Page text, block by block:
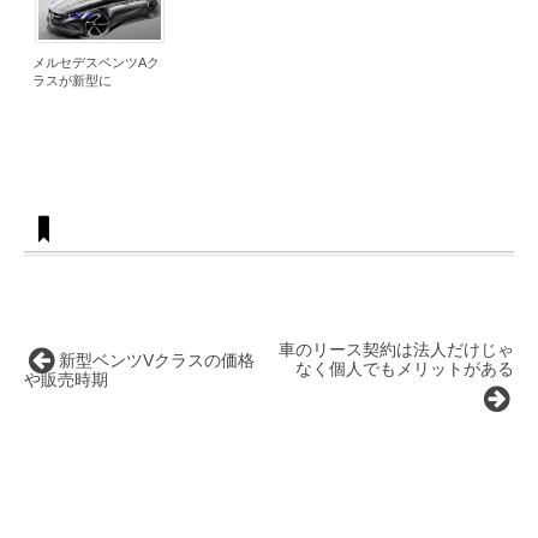
メルセデスベンツAク
ラスが新型に
車のリース契約は法人だけじゃ
なく個人でもメリットがある
新型ベンツVクラスの価格
や販売時期